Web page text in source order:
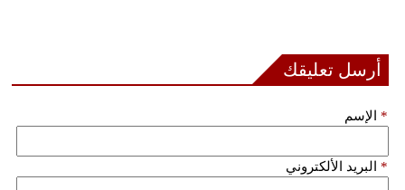
سيارات
أرسل تعليقك
الإسم *
البريد الألكتروني *